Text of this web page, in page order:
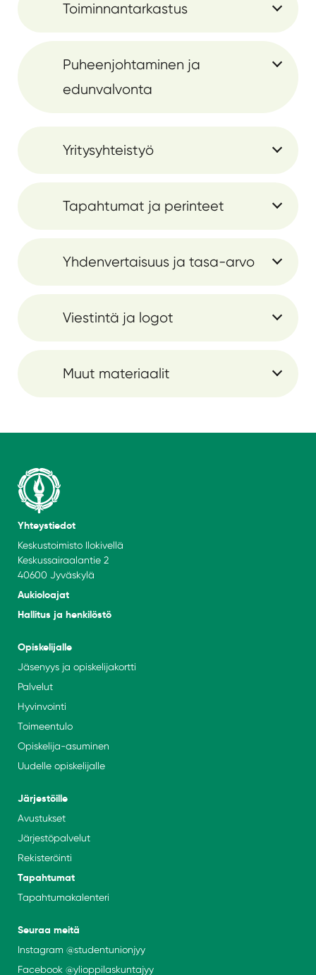
Toiminnantarkastus
Puheenjohtaminen ja
edunvalvonta
Yritysyhteistyö
Tapahtumat ja perinteet
Yhdenvertaisuus ja tasa-arvo
Viestintä ja logot
Muut materiaalit
Yhteystiedot
Keskustoimisto Ilokivellä
Keskussairaalantie 2
40600 Jyväskylä
Aukioloajat
Hallitus ja henkilöstö
Opiskelijalle
Jäsenyys ja opiskelijakortti
Palvelut
Hyvinvointi
Toimeentulo
Opiskelija-asuminen
Uudelle opiskelijalle
Järjestöille
Avustukset
Järjestöpalvelut
Rekisteröinti
Tapahtumat
Tapahtumakalenteri
Seuraa meitä
Instagram @studentunionjyy
Facebook @ylioppilaskuntajyy